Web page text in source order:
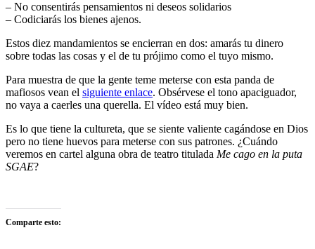
– No consentirás pensamientos ni deseos solidarios
– Codiciarás los bienes ajenos.
Estos diez mandamientos se encierran en dos: amarás tu dinero
sobre todas las cosas y el de tu prójimo como el tuyo mismo.
Para muestra de que la gente teme meterse con esta panda de
mafiosos vean el siguiente enlace. Obsérvese el tono apaciguador,
no vaya a caerles una querella. El vídeo está muy bien.
Es lo que tiene la cultureta, que se siente valiente cagándose en Dios
pero no tiene huevos para meterse con sus patrones. ¿Cuándo
veremos en cartel alguna obra de teatro titulada Me cago en la puta
SGAE?
Comparte esto: